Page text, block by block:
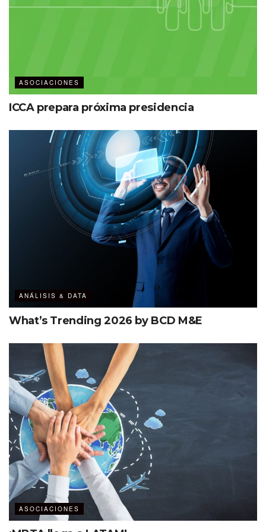
la neuroinclusión
Para Gladys, hablar y explicar qué es la neurodiversidad y
detalle de un evento sea diseñado con empatía y cuidado,
derivando en un encuentro exitoso para todos.
“Los esfuerzos hacia la inclusión
van más allá de ajustes temporales,
representan un cambio profundo en
cómo la industria MICE concibe y,
sobre todo, implementa acciones de
inclusión. Es menester pensar en
qué significa realmente ser
inclusivos para replantear este
concepto y establecer un nuevo
estándar sobre el cual podamos
seguir innovando y avanzando”.
Gladys O´Mahony
ASOCIACIONES
ICCA prepara próxima presidencia
ANÁLISIS & DATA
What’s Trending 2026 by BCD M&E
ASOCIACIONES